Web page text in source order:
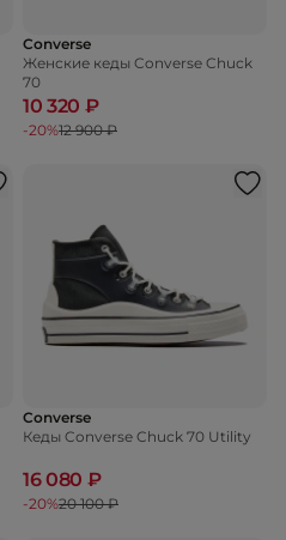
Converse
Женские кеды Converse Chuck
70
10 320 ₽
-20%12 900 ₽
Converse
Кеды Converse Chuck 70 Utility
16 080 ₽
-20%20 100 ₽